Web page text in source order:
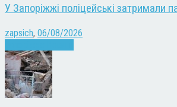
У Запоріжжі поліцейські затримали
zapsich, 06/08/2026